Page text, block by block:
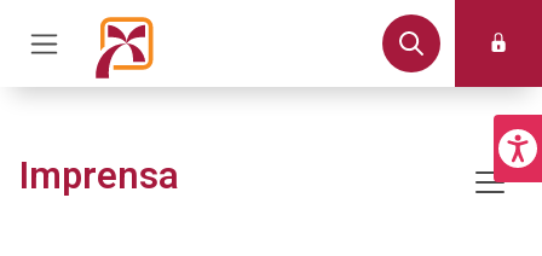
Imprensa